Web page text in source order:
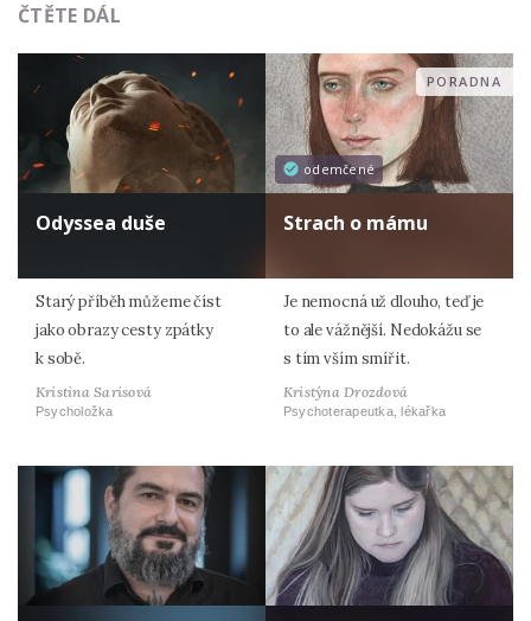
ČTĚTE DÁL
Odyssea duše
Starý příběh můžeme číst
jako obrazy cesty zpátky
k sobě.
Kristina Sarisová
Psycholožka
odemčené
PORADNA
Strach o mámu
Je nemocná už dlouho, teď je
to ale vážnější. Nedokážu se
s tím vším smířit.
Kristýna Drozdová
Psychoterapeutka, lékařka